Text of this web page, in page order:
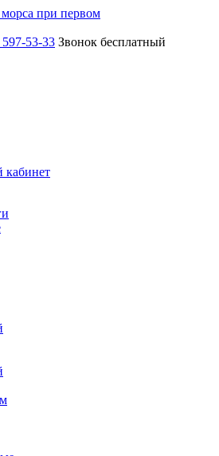
при первом
53-33 Звонок бесплатный